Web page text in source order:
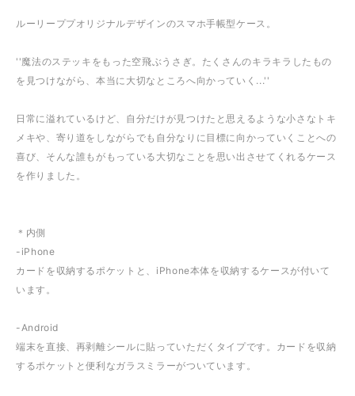
ルーリーププオリジナルデザインのスマホ手帳型ケース。
''魔法のステッキをもった空飛ぶうさぎ。たくさんのキラキラしたもの
を見つけながら、本当に大切なところへ向かっていく...''
日常に溢れているけど、自分だけが見つけたと思えるような小さなトキ
メキや、寄り道をしながらでも自分なりに目標に向かっていくことへの
喜び、そんな誰もがもっている大切なことを思い出させてくれるケース
を作りました。
＊内側
-iPhone
カードを収納するポケットと、iPhone本体を収納するケースが付いて
います。
-Android
端末を直接、再剥離シールに貼っていただくタイプです。カードを収納
するポケットと便利なガラスミラーがついています。